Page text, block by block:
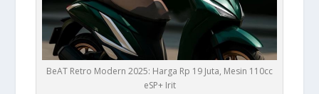
BeAT Retro Modern 2025: Harga Rp 19 Juta, Mesin 110cc
eSP+ Irit